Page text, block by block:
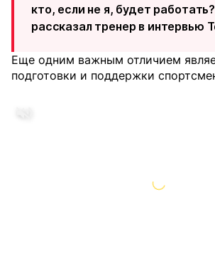
кто, если не я, будет
рассказал тренер в интервью
Еще одним важным отличием
подготовки и поддержки